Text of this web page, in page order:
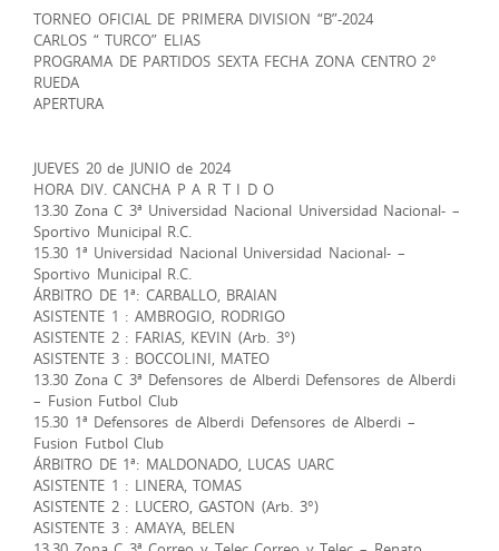
TORNEO OFICIAL DE PRIMERA DIVISION “B”-2024
CARLOS “ TURCO” ELIAS
PROGRAMA DE PARTIDOS SEXTA FECHA ZONA CENTRO 2°
RUEDA
APERTURA
JUEVES 20 de JUNIO de 2024
HORA DIV. CANCHA P A R T I D O
13.30 Zona C 3ª Universidad Nacional Universidad Nacional- –
Sportivo Municipal R.C.
15.30 1ª Universidad Nacional Universidad Nacional- –
Sportivo Municipal R.C.
ÁRBITRO DE 1ª: CARBALLO, BRAIAN
ASISTENTE 1 : AMBROGIO, RODRIGO
ASISTENTE 2 : FARIAS, KEVIN (Arb. 3°)
ASISTENTE 3 : BOCCOLINI, MATEO
13.30 Zona C 3ª Defensores de Alberdi Defensores de Alberdi
– Fusion Futbol Club
15.30 1ª Defensores de Alberdi Defensores de Alberdi –
Fusion Futbol Club
ÁRBITRO DE 1ª: MALDONADO, LUCAS UARC
ASISTENTE 1 : LINERA, TOMAS
ASISTENTE 2 : LUCERO, GASTON (Arb. 3°)
ASISTENTE 3 : AMAYA, BELEN